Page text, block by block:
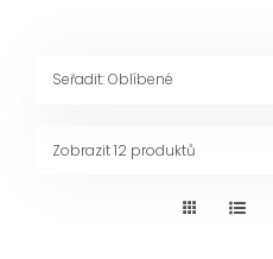
Seřadit:Oblíbené
Zobrazit12 produktů